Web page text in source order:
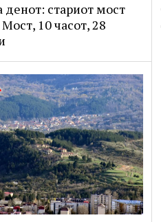
денот: стариот мост
10 часот, 28